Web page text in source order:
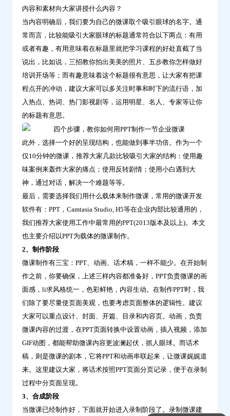
内容和素材向大家讲授什么内容？
当内容明确后，我们要为自己的微课取个吸引眼球的名字。通
常而言，比较能吸引大家眼球的标题通常符合以下两点：有用
或者有趣，有用意味着在标题里就把学习课程的好处直截了当
说出，比如说，三招教你拍出美美的照片、五步教你怎样做好
培训开场等；而有趣意味着这个标题很有意思，让大家有把课
程点开的冲动，建议大家可以多关注时事和时下的流行语，加
入热点、热词、热门影视剧等，运用明星、名人、专家等让你
的标题有意思。
此外，选择一个好的呈现结构，也能做到事半功倍。作为一个
仅10分钟的微课，推荐大家几款比较吸引大家的结构：使用趣
味案例来轰炸大家的痛点；使用反转剧情；使用小白遇到大
神，通过对话，解决一个难题等等。
最后，需要选择我们用什么载体来制作微课，常用的微课开发
软件有：PPT，Camtasia Studio, H5等在企业内部比较通用的，
我们推荐大家使用工作中最常用的PPT(2013版本及以上)。本文
也主要介绍以PPT为载体的微课制作。
2、制作阶段
微课制作有三宝：PPT、动画、话术稿，一样不能少。在开始制
作之前，你要确保，上述三样内容都准备好，PPT负责微课的画
面感，li求风格统一，色彩鲜艳，内容生动。在制作PPT时，我
们除了要尽量使页面美观，也要考虑页面整体的逻辑性。建议
大家可以重点设计、封面、开篇、目录和内容页。动画，负责
微课内容的过渡，在PPT页面转换中设置动画，插入视频，添加
GIF动图，都能帮助微课内容更波澜起伏，抓人眼球。而话术
稿，则是微课的剧本，它将PPT和动画串联起来，让微课娓娓道
来。这里建议大家，将话术按照PPT页面分页记录，便于在录制
过程中分页面呈现。
3、合成阶段
当微课已经制作好，下面就开始进入录制阶段了。录制微课建